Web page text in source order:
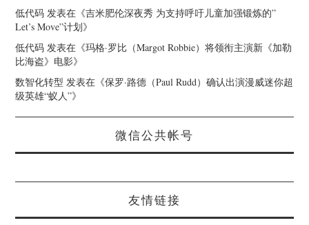
低代码 发表在《吉米肥伦深夜秀 为支持呼吁儿童加强锻炼的”
Let’s Move”计划》
低代码 发表在《玛格·罗比（Margot Robbie）将领衔主演新《加勒
比海盗》电影》
数智化转型 发表在《保罗·路德（Paul Rudd）确认出演漫威迷你超
级英雄“蚁人”》
微信公共帐号
友情链接